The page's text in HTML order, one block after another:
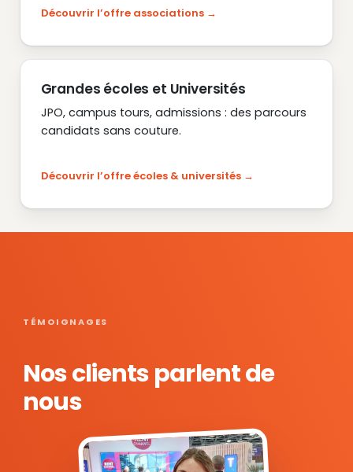
Découvrir l’offre associations
Grandes écoles et Universités
JPO, campus tours, admissions : des parcours
candidats sans couture.
Découvrir l’offre écoles & universités
TÉMOIGNAGES
Nos clients parlent de
nous